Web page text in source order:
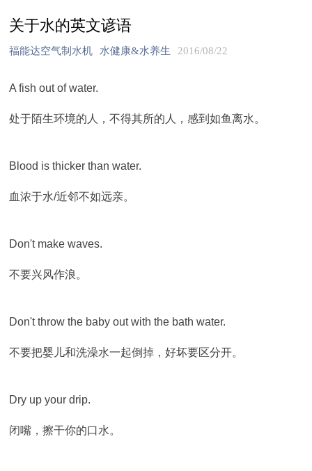
关于水的英文谚语
福能达空气制水机 水健康&水养生 2016/08/22
A fish out of water.
处于陌生环境的人，不得其所的人，感到如鱼离水。
Blood is thicker than water.
血浓于水/近邻不如远亲。
Don't make waves.
不要兴风作浪。
Don't throw the baby out with the bath water.
不要把婴儿和洗澡水一起倒掉，好坏要区分开。
Dry up your drip.
闭嘴，擦干你的口水。